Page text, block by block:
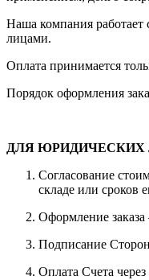
Наша компания
лицами.
Оплата принимается
Порядок оформления
ДЛЯ ЮРИДИЧЕСКИХ
Согласование
складе или сроков
Оформление
Подписание
Оплата Счета